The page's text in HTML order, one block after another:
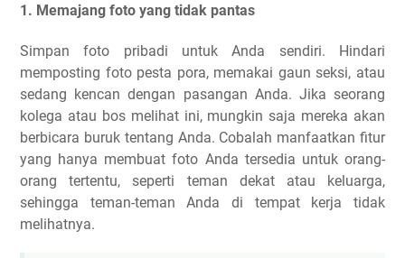
1. Memajang foto yang tidak pantas
Simpan foto pribadi untuk Anda sendiri. Hindari
memposting foto pesta pora, memakai gaun seksi, atau
sedang kencan dengan pasangan Anda. Jika seorang
kolega atau bos melihat ini, mungkin saja mereka akan
berbicara buruk tentang Anda. Cobalah manfaatkan fitur
yang hanya membuat foto Anda tersedia untuk orang-
orang tertentu, seperti teman dekat atau keluarga,
sehingga teman-teman Anda di tempat kerja tidak
melihatnya.